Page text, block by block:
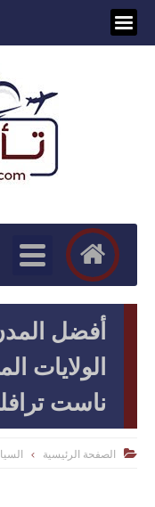
أفضل
الولايات
ناست
 الصفحة الرئيسية